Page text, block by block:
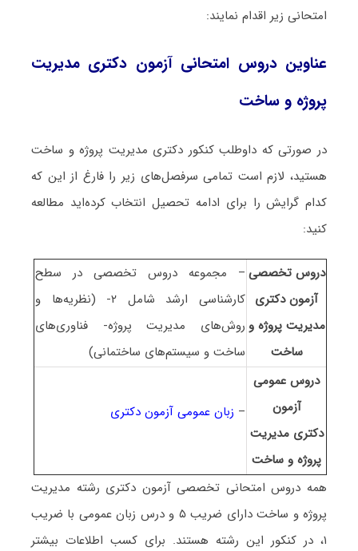
امتحانی زیر اقدام نمایند:
عناوین دروس امتحانی آزمون دکتری مدیریت
پروژه و ساخت
در صورتی که داوطلب کنکور دکتری مدیریت پروژه و ساخت
هستید، لازم است تمامی سرفصل‌های زیر را فارغ از این که
کدام گرایش را برای ادامه تحصیل انتخاب کرده‌اید مطالعه
کنید:
دروس تخصصی
آزمون دکتری
مدیریت پروژه و
ساخت
– مجموعه دروس تخصصی در سطح
کارشناسی ارشد شامل ۲- (نظریه‌ها و
روش‌های مدیریت پروژه- فناوری‌های
ساخت و سیستم‌های ساختمانی)
دروس عمومی
آزمون
دکتری مدیریت
پروژه و ساخت
– زبان عمومی آزمون دکتری
همه دروس امتحانی تخصصی آزمون دکتری رشته مدیریت
پروژه و ساخت
دارای ضریب ۵ و درس زبان عمومی با ضریب
۱، در کنکور این رشته هستند. برای کسب اطلاعات بیشتر